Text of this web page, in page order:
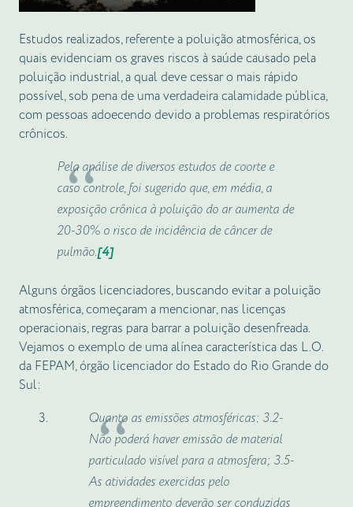
Estudos realizados, referente a poluição atmosférica, os
quais evidenciam os graves riscos à saúde causado pela
poluição industrial, a qual deve cessar o mais rápido
possível, sob pena de uma verdadeira calamidade pública,
com pessoas adoecendo devido a problemas respiratórios
crônicos.
Pela análise de diversos estudos de coorte e
caso controle, foi sugerido que, em média, a
exposição crônica à poluição do ar aumenta de
20-30% o risco de incidência de câncer de
pulmão.[4]
Alguns órgãos licenciadores, buscando evitar a poluição
atmosférica, começaram a mencionar, nas licenças
operacionais, regras para barrar a poluição desenfreada.
Vejamos o exemplo de uma alínea característica das L.O.
da FEPAM, órgão licenciador do Estado do Rio Grande do
Sul:
Quanto as emissões atmosféricas: 3.2-
Não poderá haver emissão de material
particulado visível para a atmosfera; 3.5-
As atividades exercidas pelo